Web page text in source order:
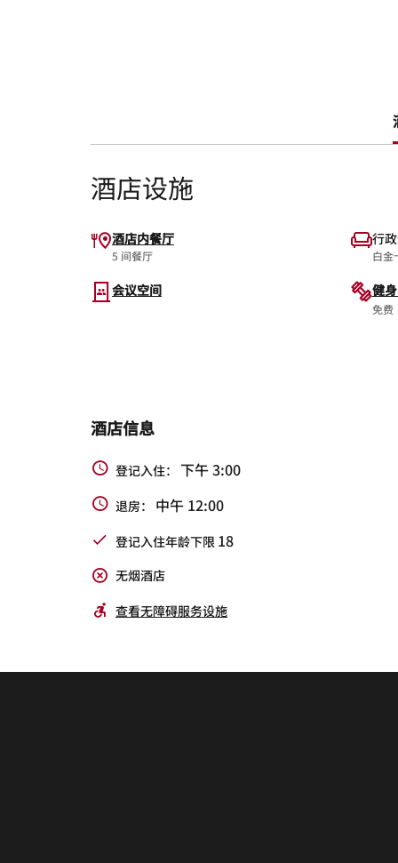
酒店设施
酒店内餐厅
5 间餐厅
行
白金
会议空间 健
免费
酒店信息
登记入住： 下午 3:00
退房： 中午 12:00
登记入住年龄下限 18
无烟酒店
查看无障碍服务设施